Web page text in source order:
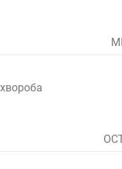
хвороба